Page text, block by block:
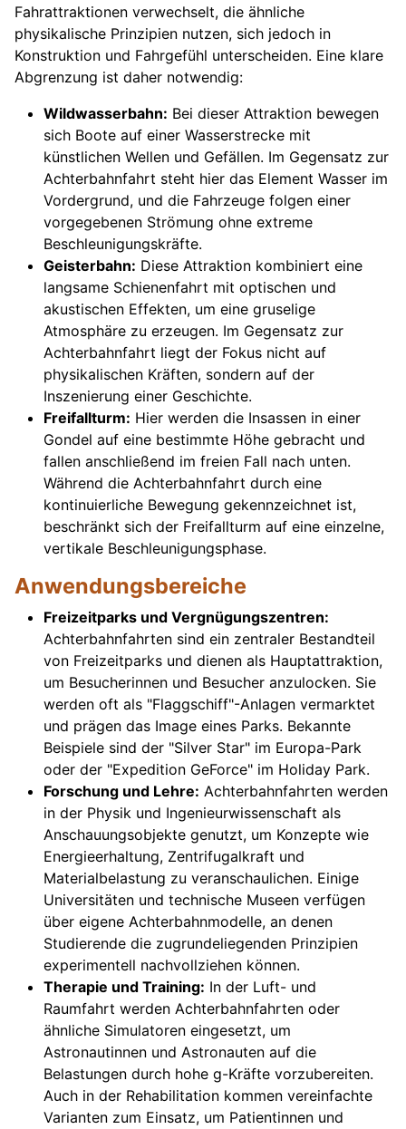
Fahrattraktionen verwechselt, die ähnliche
physikalische Prinzipien nutzen, sich jedoch in
Konstruktion und Fahrgefühl unterscheiden. Eine klare
Abgrenzung ist daher notwendig:
Wildwasserbahn: Bei dieser Attraktion bewegen
sich Boote auf einer Wasserstrecke mit
künstlichen Wellen und Gefällen. Im Gegensatz zur
Achterbahnfahrt steht hier das Element Wasser im
Vordergrund, und die Fahrzeuge folgen einer
vorgegebenen Strömung ohne extreme
Beschleunigungskräfte.
Geisterbahn: Diese Attraktion kombiniert eine
langsame Schienenfahrt mit optischen und
akustischen Effekten, um eine gruselige
Atmosphäre zu erzeugen. Im Gegensatz zur
Achterbahnfahrt liegt der Fokus nicht auf
physikalischen Kräften, sondern auf der
Inszenierung einer Geschichte.
Freifallturm: Hier werden die Insassen in einer
Gondel auf eine bestimmte Höhe gebracht und
fallen anschließend im freien Fall nach unten.
Während die Achterbahnfahrt durch eine
kontinuierliche Bewegung gekennzeichnet ist,
beschränkt sich der Freifallturm auf eine einzelne,
vertikale Beschleunigungsphase.
Anwendungsbereiche
Freizeitparks und Vergnügungszentren:
Achterbahnfahrten sind ein zentraler Bestandteil
von Freizeitparks und dienen als Hauptattraktion,
um Besucherinnen und Besucher anzulocken. Sie
werden oft als "Flaggschiff"-Anlagen vermarktet
und prägen das Image eines Parks. Bekannte
Beispiele sind der "Silver Star" im Europa-Park
oder der "Expedition GeForce" im Holiday Park.
Forschung und Lehre: Achterbahnfahrten werden
in der Physik und Ingenieurwissenschaft als
Anschauungsobjekte genutzt, um Konzepte wie
Energieerhaltung, Zentrifugalkraft und
Materialbelastung zu veranschaulichen. Einige
Universitäten und technische Museen verfügen
über eigene Achterbahnmodelle, an denen
Studierende die zugrundeliegenden Prinzipien
experimentell nachvollziehen können.
Therapie und Training: In der Luft- und
Raumfahrt werden Achterbahnfahrten oder
ähnliche Simulatoren eingesetzt, um
Astronautinnen und Astronauten auf die
Belastungen durch hohe g-Kräfte vorzubereiten.
Auch in der Rehabilitation kommen vereinfachte
Varianten zum Einsatz, um Patientinnen und